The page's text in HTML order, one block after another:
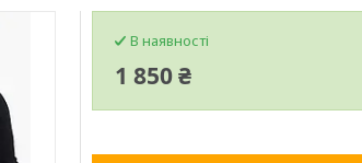
В наявності
1 850 ₴